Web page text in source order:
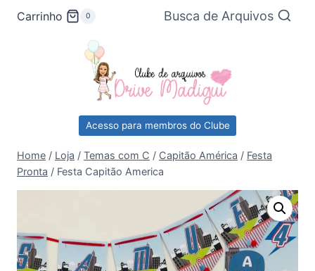
Pular
Carrinho 0 Busca de Arquivos
Acesso para membros do Clube
Home / Loja / Temas com C / Capitão América / Festa
Pronta / Festa Capitão America